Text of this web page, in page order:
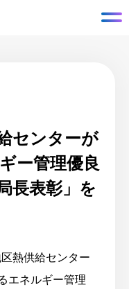
センターが
ー管理優良
長表彰」を
熱供給センター
エネルギー管理